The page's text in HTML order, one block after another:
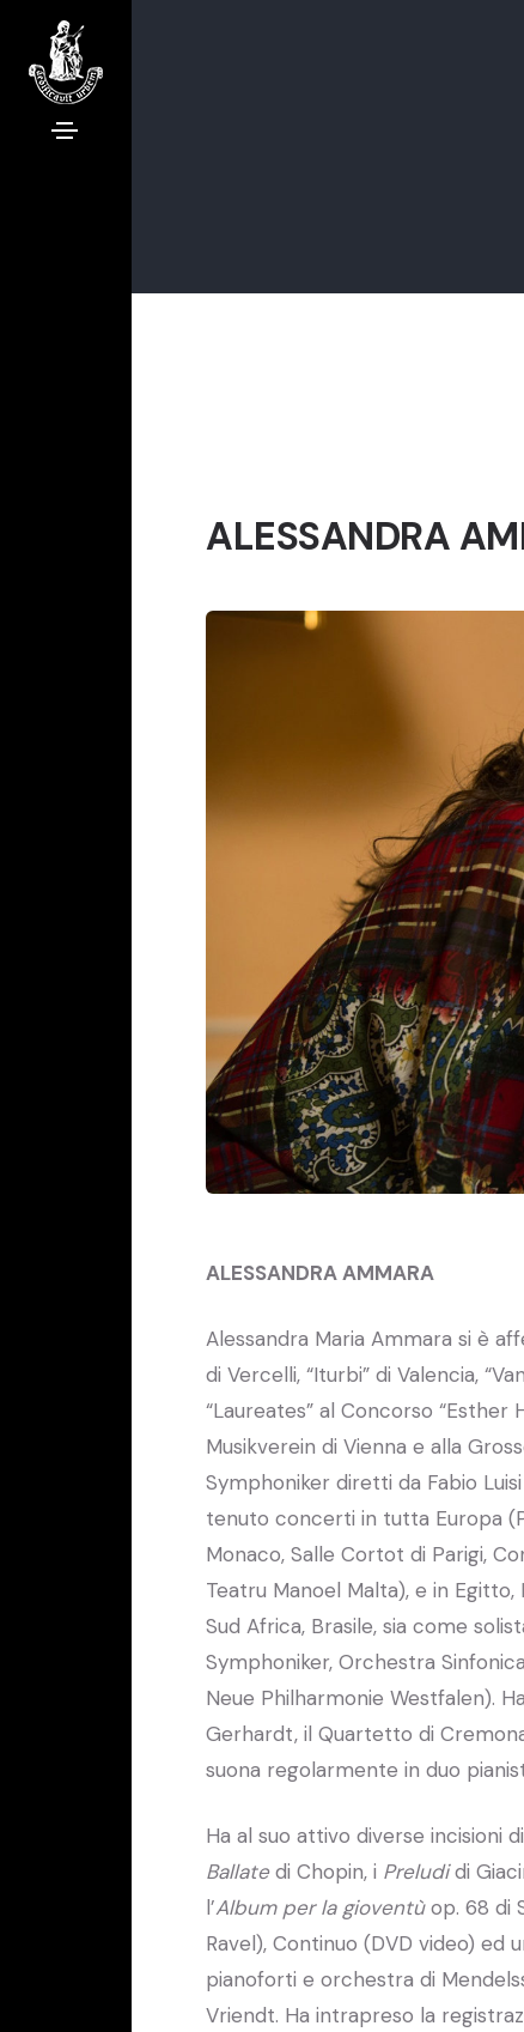
ALESSANDRA
ALESSANDRA AMMARA
Alessandra Maria Ammara si è
di Vercelli, “Iturbi” di Valencia,
“Laureates” al Concorso
Musikverein di Vienna e alla
Symphoniker diretti da Fabio
tenuto concerti in tutta Europa
Monaco, Salle Cortot di Parigi,
Teatru Manoel Malta), e in Egitto,
Sud Africa, Brasile, sia come
Symphoniker, Orchestra
Neue Philharmonie Westfalen).
Gerhardt, il Quartetto di
suona regolarmente in duo
Ha al suo attivo diverse
Ballatedi Chopin, i Preludidi
l’Album per la gioventùop. 68 di
Ravel), Continuo (DVD video) ed
pianoforti e orchestra di
Vriendt. Ha intrapreso la